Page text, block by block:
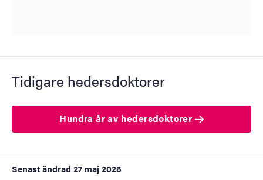
Tidigare hedersdoktorer
Hundra år av hedersdoktorer
Senast ändrad 27 maj 2026